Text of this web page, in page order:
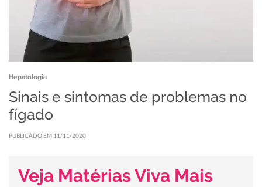
Hepatologia
Sinais e sintomas de problemas no
fígado
PUBLICADO EM 11/11/2020
Veja Matérias Viva Mais